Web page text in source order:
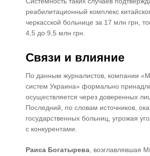
реабилитационный комплекс
черкасской больнице за 17 млн грн,
4,5 до 9,5 млн грн.
Связи и влияние
По данным журналистов, компании
систем Украина» формально
осуществляется через доверенных
Последний, по словам источников,
государственных больниц, угрожая
с конкурентами.
Раиса Богатырева , возглавлявшая